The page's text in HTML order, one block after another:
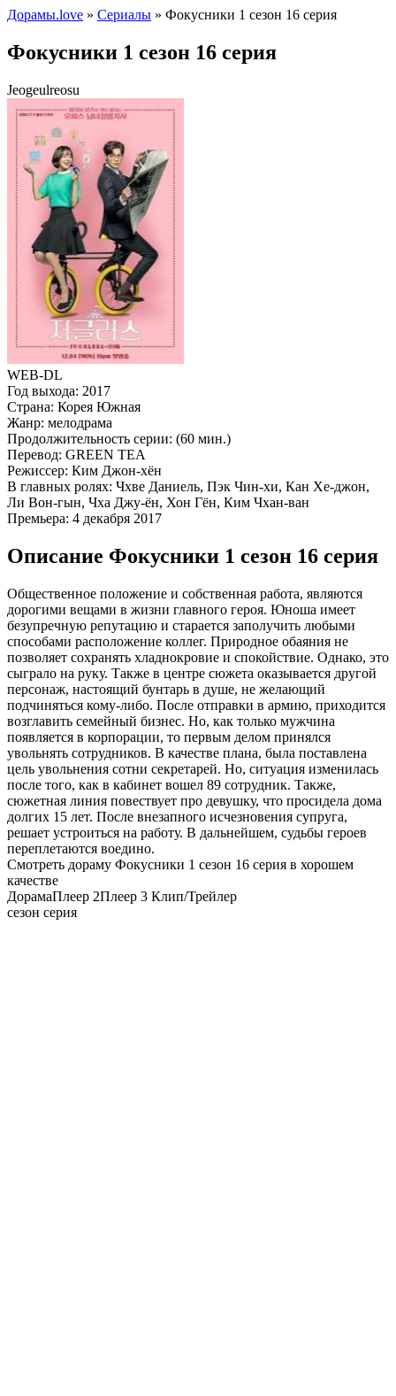
Дорамы.love » Сериалы » Фокусники 1 сезон 16 серия
Фокусники 1 сезон 16 серия
Jeogeulreosu
WEB-DL
Год выхода: 2017
Страна: Корея Южная
Жанр: мелодрама
Продолжительность серии: (60 мин.)
Перевод: GREEN TEA
Режиссер: Ким Джон-хён
В главных ролях: Чхве Даниель, Пэк Чин-хи, Кан Хе-джон,
Ли Вон-гын, Чха Джу-ён, Хон Гён, Ким Чхан-ван
Премьера: 4 декабря 2017
Описание Фокусники 1 сезон 16 серия
Общественное положение и собственная работа, являются
дорогими вещами в жизни главного героя. Юноша имеет
безупречную репутацию и старается заполучить любыми
способами расположение коллег. Природное обаяния не
позволяет сохранять хладнокровие и спокойствие. Однако, это
сыграло на руку. Также в центре сюжета оказывается другой
персонаж, настоящий бунтарь в душе, не желающий
подчиняться кому-либо. После отправки в армию, приходится
возглавить семейный бизнес. Но, как только мужчина
появляется в корпорации, то первым делом принялся
увольнять сотрудников. В качестве плана, была поставлена
цель увольнения сотни секретарей. Но, ситуация изменилась
после того, как в кабинет вошел 89 сотрудник. Также,
сюжетная линия повествует про девушку, что просидела дома
долгих 15 лет. После внезапного исчезновения супруга,
решает устроиться на работу. В дальнейшем, судьбы героев
переплетаются воедино.
Смотреть дораму Фокусники 1 сезон 16 серия в хорошем
качестве
ДорамаПлеер 2Плеер 3 Клип/Трейлер
сезон серия